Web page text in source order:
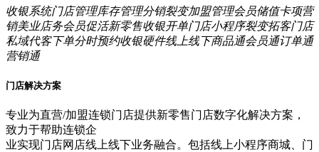
收银系统门店管理库存管理分销裂变加盟管理会员储值卡项营
销美业店务会员促活新零售收银开单门店小程序裂变拓客门店
私域代客下单分时预约收银硬件线上线下商品通会员通订单通
营销通
门店解决方案
专业为直营/加盟连锁门店提供新零售门店数字化解决方案，
致力于帮助连锁企
业实现门店网店线上线下业务融合。包括线上小程序商城、门